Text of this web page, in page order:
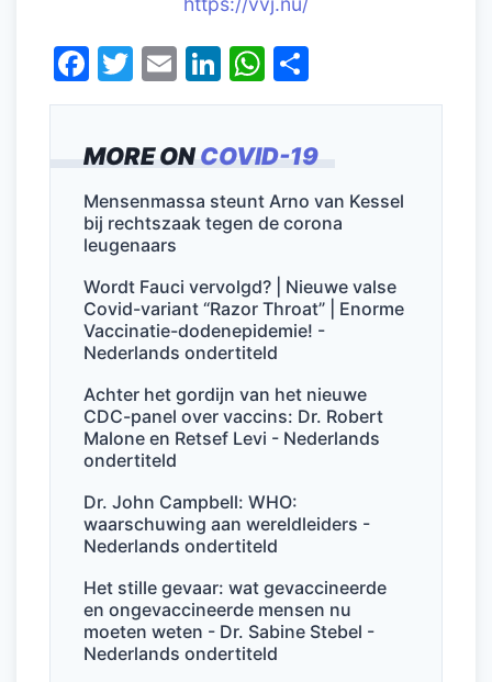
MORE ONCOVID-19
Mensenmassa steunt Arno van Kessel
bij rechtszaak tegen de corona
leugenaars
Wordt Fauci vervolgd? | Nieuwe valse
Covid-variant “Razor Throat” | Enorme
Vaccinatie-dodenepidemie! -
Nederlands ondertiteld
Achter het gordijn van het nieuwe
CDC-panel over vaccins: Dr. Robert
Malone en Retsef Levi - Nederlands
ondertiteld
Dr. John Campbell: WHO:
waarschuwing aan wereldleiders -
Nederlands ondertiteld
Het stille gevaar: wat gevaccineerde
en ongevaccineerde mensen nu
moeten weten - Dr. Sabine Stebel -
Nederlands ondertiteld
F
a
e
b
o
o
k
T
w
er
E
m
l
Li
n
e
dI
n
W
h
s
A
p
p
el
n